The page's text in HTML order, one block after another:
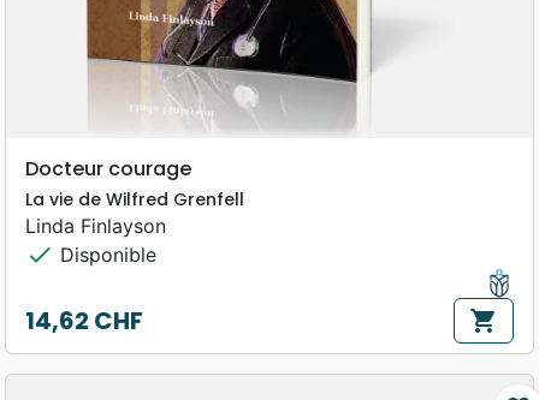
Docteur courage
La vie de Wilfred Grenfell
Linda Finlayson
check Disponible
Prix
14,62 CHF shopping_cart